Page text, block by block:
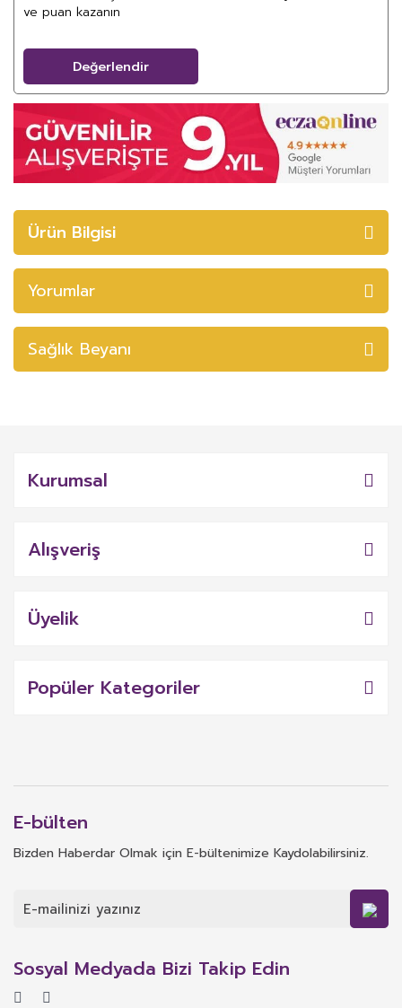
ve puan kazanın
Değerlendir
Ürün Bilgisi
Yorumlar
Sağlık Beyanı
Kurumsal
Alışveriş
Üyelik
Popüler Kategoriler
E-bülten
Bizden Haberdar Olmak için E-bültenimize Kaydolabilirsiniz.
Sosyal Medyada Bizi Takip Edin